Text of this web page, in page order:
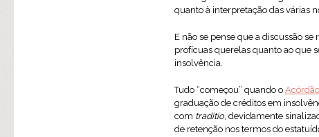
quanto à interpretação das várias
E não se pense que a discussão
profícuas querelas quanto ao que
insolvência.
Tudo “começou” quando o
graduação de créditos em
com traditio, devidamente
de retenção nos termos do